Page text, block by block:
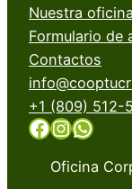
Nuestra oficina
Formulario de
Contactos
+1 (809) 512-
Facebook InstagramWhatsApp
Oficina